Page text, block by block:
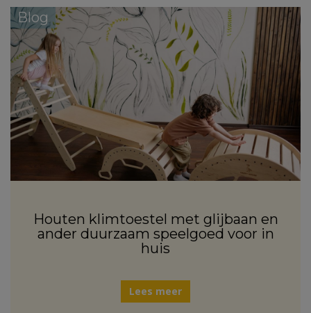
Blog
Houten klimtoestel met glijbaan en
ander duurzaam speelgoed voor in
huis
Lees meer